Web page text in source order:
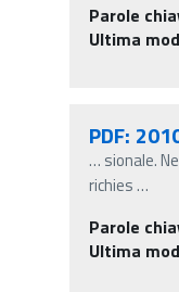
Parole
Ultima
PDF:
… sionale.
richies…
Parole
Ultima